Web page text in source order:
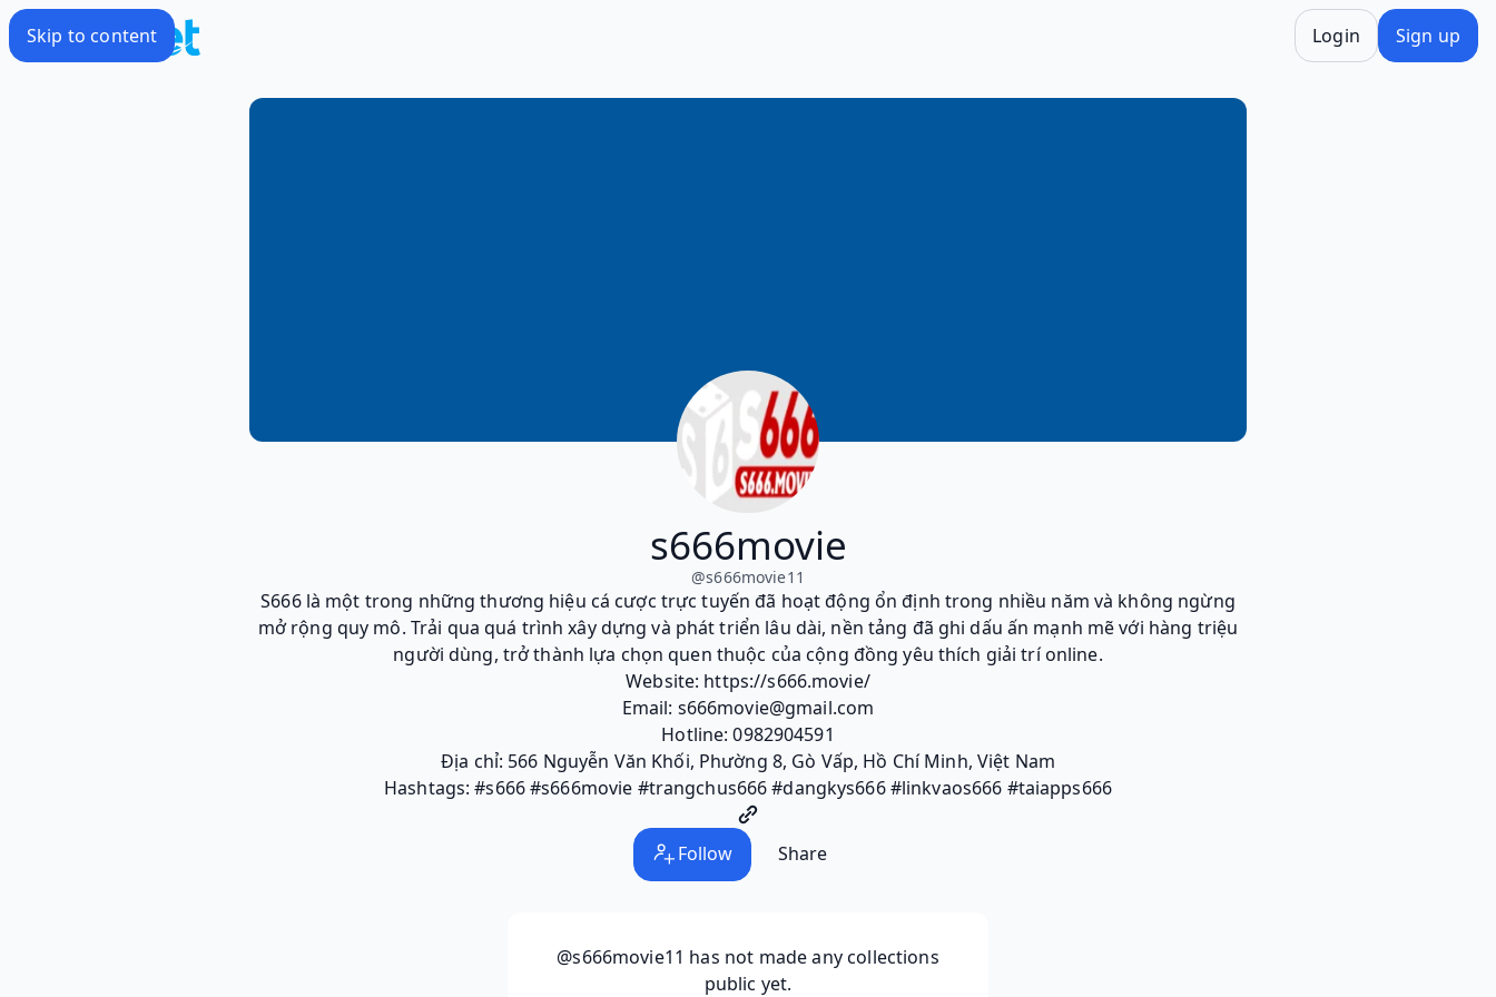
Skip to content Login Sign up
s666movie
@s666movie11
S666 là một trong những thương hiệu cá cược trực tuyến đã hoạt động ổn định trong nhiều năm và không ngừng
mở rộng quy mô. Trải qua quá trình xây dựng và phát triển lâu dài, nền tảng đã ghi dấu ấn mạnh mẽ với hàng triệu
người dùng, trở thành lựa chọn quen thuộc của cộng đồng yêu thích giải trí online.
Website: https://s666.movie/
Email: s666movie@gmail.com
Hotline: 0982904591
Địa chỉ: 566 Nguyễn Văn Khối, Phường 8, Gò Vấp, Hồ Chí Minh, Việt Nam
Hashtags: #s666 #s666movie #trangchus666 #dangkys666 #linkvaos666 #taiapps666
Follow Share
@s666movie11 has not made any collections
public yet.